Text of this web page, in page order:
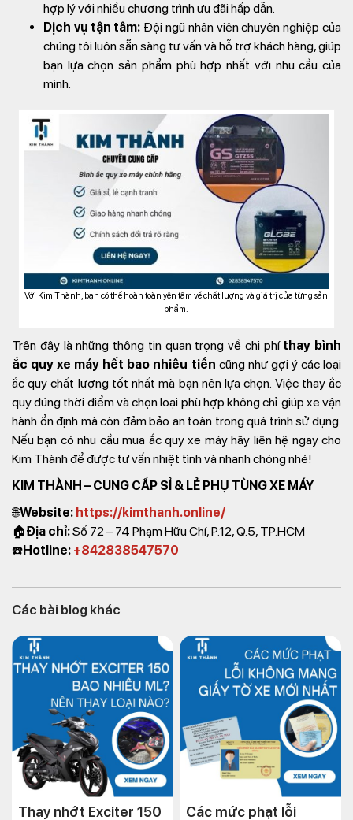
hợp lý với nhiều chương trình ưu đãi hấp dẫn.
Dịch vụ tận tâm: Đội ngũ nhân viên chuyên nghiệp của
chúng tôi luôn sẵn sàng tư vấn và hỗ trợ khách hàng, giúp
bạn lựa chọn sản phẩm phù hợp nhất với nhu cầu của
mình.
Với Kim Thành, bạn có thể hoàn toàn yên tâm về chất lượng và giá trị của từng sản
phẩm.
Trên đây là những thông tin quan trọng về chi phí thay bình
ắc quy xe máy hết bao nhiêu tiền cũng như gợi ý các loại
ắc quy chất lượng tốt nhất mà bạn nên lựa chọn. Việc thay ắc
quy đúng thời điểm và chọn loại phù hợp không chỉ giúp xe vận
hành ổn định mà còn đảm bảo an toàn trong quá trình sử dụng.
Nếu bạn có nhu cầu mua ắc quy xe máy hãy liên hệ ngay cho
Kim Thành để được tư vấn nhiệt tình và nhanh chóng nhé!
KIM THÀNH – CUNG CẤP SỈ & LẺ PHỤ TÙNG XE MÁY
🌐Website: https://kimthanh.online/
🏠Địa chỉ:Số 72 – 74 Phạm Hữu Chí, P.12, Q.5, TP.HCM
☎️Hotline: +842838547570
Các bài blog khác
Thay nhớt Exciter 150
Các mức phạt lỗi